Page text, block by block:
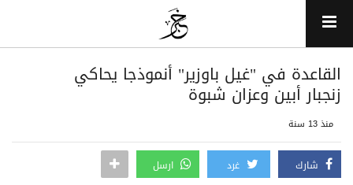
القاعدة في "غيل باوزير" أنموذجا يحاكي
زنجبار أبين وعزان شبوة
منذ 13 سنة
شارك غرد ارسل